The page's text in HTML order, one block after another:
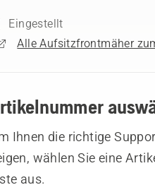
Eingestellt
Ihnen die richtige
wählen Sie eine
aus.